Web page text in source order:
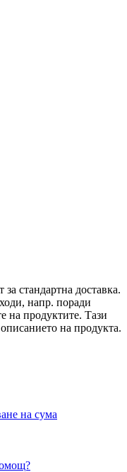
стандартна доставка.
напр. поради
на продуктите. Тази
на продукта.
на сума